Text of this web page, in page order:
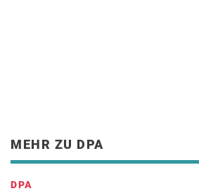
MEHR ZU DPA
DPA